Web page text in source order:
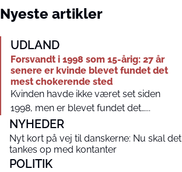
Nyeste artikler
UDLAND
Forsvandt i 1998 som 15-årig: 27 år
senere er kvinde blevet fundet det
mest chokerende sted
Kvinden havde ikke været set siden
1998, men er blevet fundet det…...
NYHEDER
Nyt kort på vej til danskerne: Nu skal det
tankes op med kontanter
POLITIK